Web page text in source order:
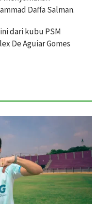
Daffa Salman.
dari kubu PSM
De Aguiar Gomes